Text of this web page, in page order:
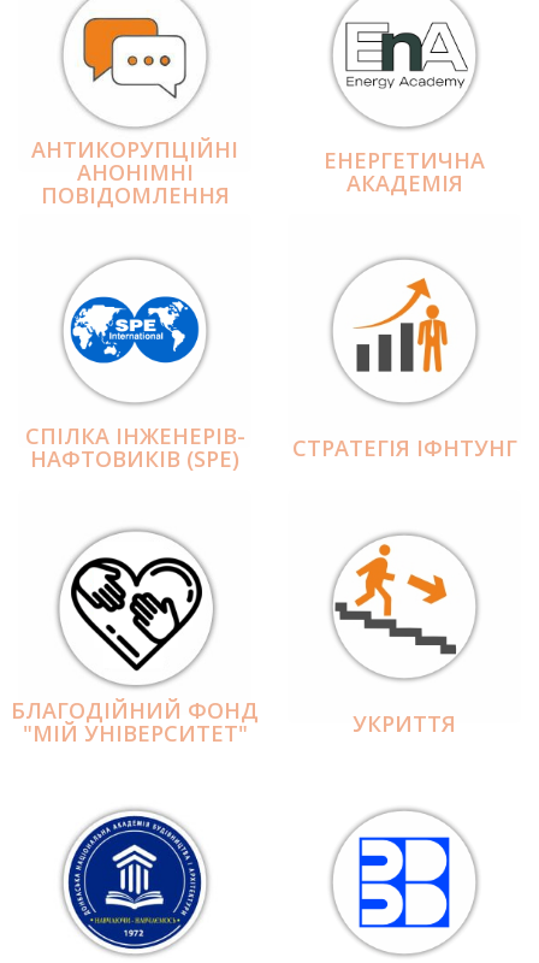
АНТИКОРУПЦІЙНІ
АНОНІМНІ
ПОВІДОМЛЕННЯ
ЕНЕРГЕТИЧНА
АКАДЕМІЯ
СПІЛКА ІНЖЕНЕРІВ-
НАФТОВИКІВ (SPE) СТРАТЕГІЯ ІФНТУНГ
БЛАГОДІЙНИЙ ФОНД
"МІЙ УНІВЕРСИТЕТ" УКРИТТЯ